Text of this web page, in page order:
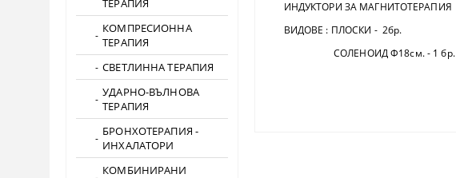
ТЕРАПИЯ
КОМПРЕСИОННА
ТЕРАПИЯ
СВЕТЛИННА ТЕРАПИЯ
УДАРНО-ВЪЛНОВА
ТЕРАПИЯ
БРОНХОТЕРАПИЯ -
ИНХАЛАТОРИ
КОМБИНИРАНИ
ИНДУКТОРИ ЗА МАГНИТОТЕРАПИЯ
ВИДОВЕ : ПЛОСКИ - 2бр.
СОЛЕНОИД Ф18см. - 1 бр.